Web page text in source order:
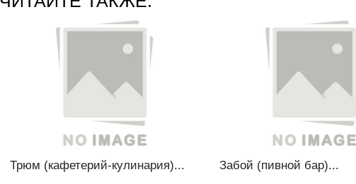
Трюм (кафетерий-кулинария)... Забой (пивной бар)...